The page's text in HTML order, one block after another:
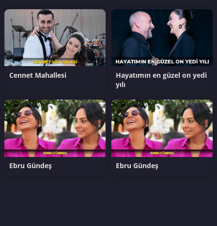
Cennet Mahallesi
Hayatımın en güzel on yedi
yılı
Ebru Gündeş Ebru Gündeş